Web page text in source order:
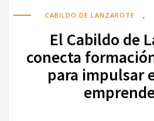
CABILDO DE LANZAROTE ,
El Cabildo de
conecta
para impulsar